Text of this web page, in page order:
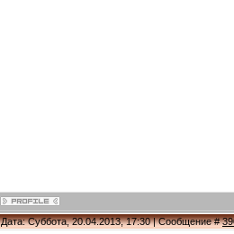
Дата: Суббота, 20.04.2013, 17:30 | Сообщение #